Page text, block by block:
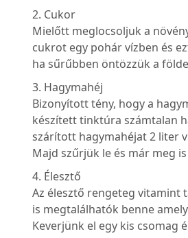
2. Cukor
Mielőtt meglocsoljuk a
cukrot egy pohár vízben és
ha sűrűbben öntözzük a
3. Hagymahéj
Bizonyított tény, hogy a
készített tinktúra számtalan
szárított hagymahéjat 2 liter
Majd szűrjük le és már meg
4. Élesztő
Az élesztő rengeteg vitamint
is megtalálhatók benne
Keverjünk el egy kis csomag